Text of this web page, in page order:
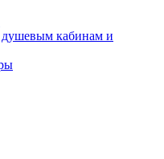
кабинам и